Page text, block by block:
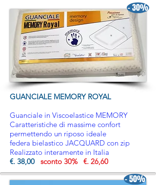
- 30%
GUANCIALE MEMORY ROYAL
Guanciale in Viscoelastice MEMORY
Caratteristiche di massime confort
permettendo un riposo ideale
federa bielastico JACQUARD con zip
Realizzato interamente in Italia
€. 38,00
sconto 30% €. 26,60
- 50%